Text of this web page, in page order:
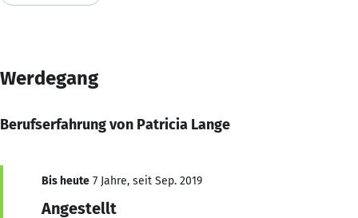
Werdegang
Berufserfahrung von Patricia Lange
Bis heute 7 Jahre, seit Sep. 2019
Angestellt